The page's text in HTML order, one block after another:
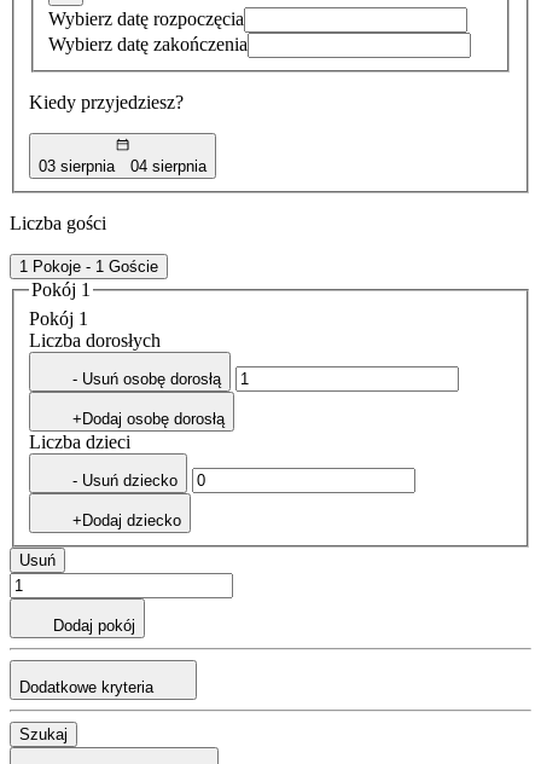
Wybierz datę rozpoczęcia
Wybierz datę zakończenia
Kiedy przyjedziesz?
03 sierpnia 04 sierpnia
Liczba gości
1 Pokoje - 1 Goście
Pokój 1
Pokój 1
Liczba dorosłych
- Usuń osobę dorosłą
+Dodaj osobę dorosłą
Liczba dzieci
- Usuń dziecko
+Dodaj dziecko
Usuń
Dodaj pokój
Dodatkowe kryteria
Szukaj